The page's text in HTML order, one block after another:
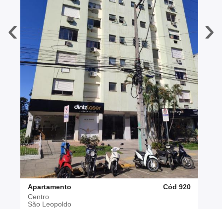
‹
Apartamento
Cód 920
Centro
São Leopoldo
›